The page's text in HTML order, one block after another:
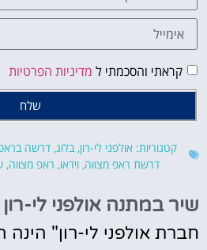
קראתי והסכמתי ל מדיניות הפרטיות
שלח
קטגוריות: אולפני לי-רון, בלוג, דרשה
דרשת ראפ מצווה, וידאו, ראפ מצווה,
שיר במתנה אולפני לי-רון
חברת אולפני לי-רון"